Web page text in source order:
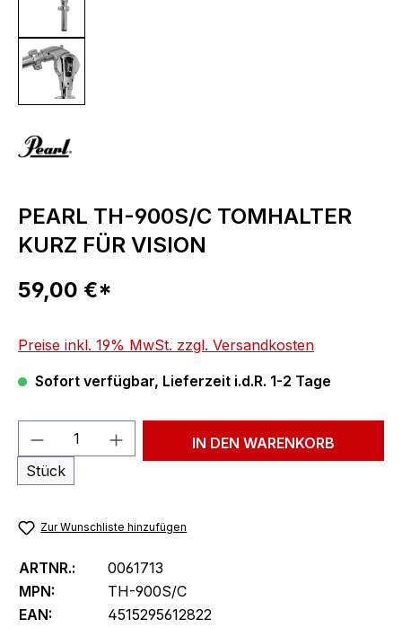
PEARL TH-900S/C TOMHALTER
KURZ FÜR VISION
Regulärer Preis:
59,00 €*
Preise inkl. 19% MwSt. zzgl. Versandkosten
Sofort verfügbar, Lieferzeit i.d.R. 1-2 Tage
Produkt Anzahl: Gib den
Stück
IN DEN WARENKORB
Zur Wunschliste hinzufügen
ARTNR.:
0061713
MPN:
TH-900S/C
EAN:
4515295612822